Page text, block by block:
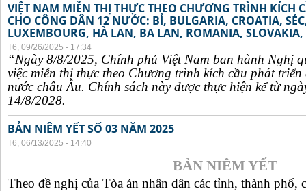
VIỆT NAM MIỄN THỊ THỰC THEO CHƯƠNG TRÌNH KÍCH
CHO CÔNG DÂN 12 NƯỚC: BỈ, BULGARIA, CROATIA,
LUXEMBOURG, HÀ LAN, BA LAN, ROMANIA, SLOVAKIA,
T6, 09/26/2025 - 17:34
“Ngày 8/8/2025, Chính phủ Việt Nam ban hành Nghị
việc miễn thị thực theo Chương trình kích cầu phát
nước châu Âu. Chính sách này được thực hiện kể từ
14/8/2028.
BẢN NIÊM YẾT SỐ 03 NĂM 2025
T6, 06/13/2025 - 14:40
BẢN NIÊM YẾT
Theo đề nghị của Tòa án nhân dân các tỉnh, thành phố,